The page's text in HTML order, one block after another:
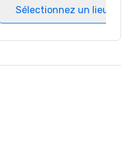
Sélectionnez un lieu